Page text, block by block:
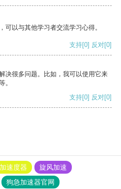
可以与其他学习者交流学习心得。
支持[0] 反对[0]
决很多问题。比如，我可以使用它来
。
支持[0] 反对[0]
速度器
旋风加速
狗急加速器官网